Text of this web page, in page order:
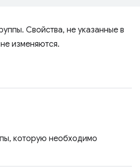
Свойства, не указанные в
изменяются.
которую необходимо